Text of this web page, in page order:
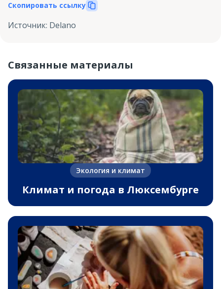
Скопировать ссылку
Источник: Delano
Связанные материалы
Экология и климат
Климат и погода в Люксембурге